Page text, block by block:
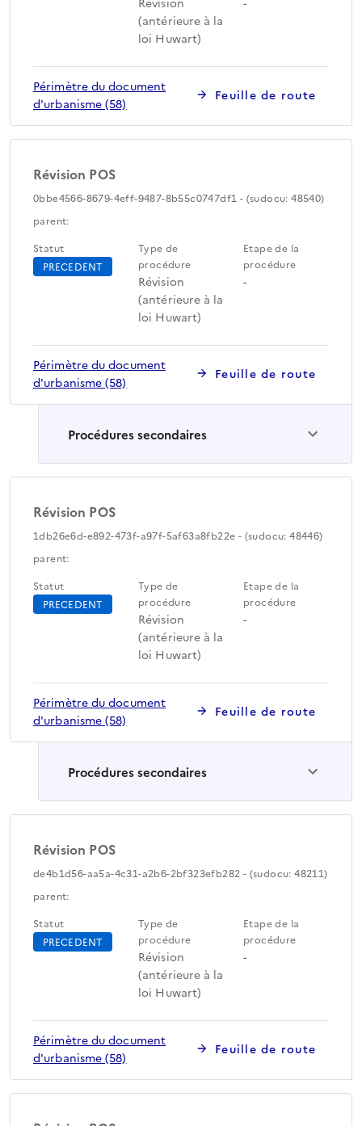
(antérieure à la
loi Huwart)
Périmètre du document
d'urbanisme (58)
Feuille de route
Révision POS
0bbe4566-8679-4eff-9487-8b55c0747df1 - (sudocu: 48540)
parent:
Statut
PRECEDENT
Type de
procédure
Révision
(antérieure à la
loi Huwart)
Etape de la
procédure
-
Périmètre du document
d'urbanisme (58)
Feuille de route
Procédures secondaires
Révision POS
1db26e6d-e892-473f-a97f-5af63a8fb22e - (sudocu: 48446)
parent:
Statut
PRECEDENT
Type de
procédure
Révision
(antérieure à la
loi Huwart)
Etape de la
procédure
-
Périmètre du document
d'urbanisme (58)
Feuille de route
Procédures secondaires
Révision POS
de4b1d56-aa5a-4c31-a2b6-2bf323efb282 - (sudocu: 48211)
parent:
Statut
PRECEDENT
Type de
procédure
Révision
(antérieure à la
loi Huwart)
Etape de la
procédure
-
Périmètre du document
d'urbanisme (58)
Feuille de route